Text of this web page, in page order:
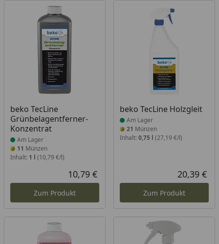
beko TecLine
Grünbelagentferner-
Konzentrat
Produkt am Lager
Am Lager
11 Münzen
Inhalt: 1 l (10,79 €/l)
Aktueller Preis
10,79 €
Zum Produkt
beko TecLine Holzgleit
Produkt am Lager
Am Lager
21 Münzen
Inhalt: 0,75 l (27,19 €/l)
20,39 €
Zum Produkt